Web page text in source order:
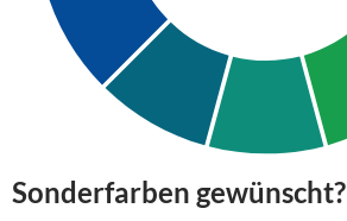
Sonderfarben gewünscht?